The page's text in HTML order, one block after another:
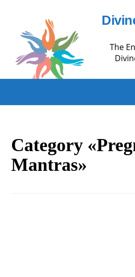
The
Category
Mantras»